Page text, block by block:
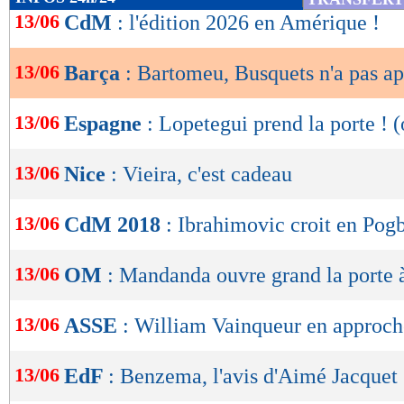
de
OK
13/06 CdM : l'édition 2026 en Amérique !
13/06 Barça : Bartomeu, Busquets n'a pas
13/06 Espagne : Lopetegui prend la porte !
13/06 Nice : Vieira, c'est cadeau
13/06 CdM 2018 : Ibrahimovic croit en
13/06 OM : Mandanda ouvre grand la
13/06 ASSE : William Vainqueur en
13/06 EdF : Benzema, l'avis d'Aimé Jacquet